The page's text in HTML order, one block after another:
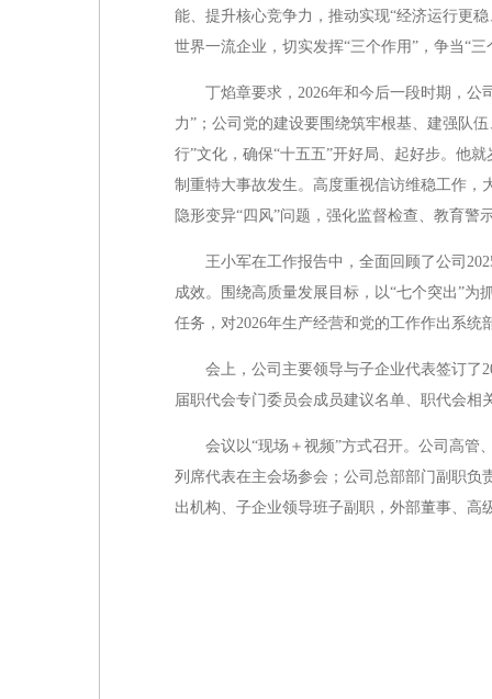
能、提升核心竞争力，推动实现“经济运行更
世界一流企业，切实发挥“三个作用”，争当“
丁焰章要求，2026年和今后一段时期，
力”；公司党的建设要围绕筑牢根基、建强队
行”文化，确保“十五五”开好局、起好步。他
制重特大事故发生。高度重视信访维稳工作，
隐形变异“四风”问题，强化监督检查、教育警
王小军在工作报告中，全面回顾了公司
成效。围绕高质量发展目标，以“七个突出”
任务，对2026年生产经营和党的工作作出系统
会上，公司主要领导与子企业代表签订了
届职代会专门委员会成员建议名单、职代会相
会议以“现场＋视频”方式召开。公司高管
列席代表在主会场参会；公司总部部门副职负
出机构、子企业领导班子副职，外部董事、